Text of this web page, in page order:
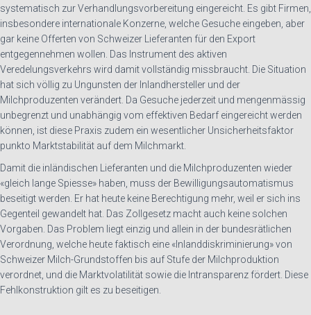
systematisch zur Verhandlungsvorbereitung eingereicht. Es gibt Firmen,
insbesondere internationale Konzerne, welche Gesuche eingeben, aber
gar keine Offerten von Schweizer Lieferanten für den Export
entgegennehmen wollen. Das Instrument des aktiven
Veredelungsverkehrs wird damit vollständig missbraucht. Die Situation
hat sich völlig zu Ungunsten der Inlandhersteller und der
Milchproduzenten verändert. Da Gesuche jederzeit und mengenmässig
unbegrenzt und unabhängig vom effektiven Bedarf eingereicht werden
können, ist diese Praxis zudem ein wesentlicher Unsicherheitsfaktor
punkto Marktstabilität auf dem Milchmarkt.
Damit die inländischen Lieferanten und die Milchproduzenten wieder
«gleich lange Spiesse» haben, muss der Bewilligungsautomatismus
beseitigt werden. Er hat heute keine Berechtigung mehr, weil er sich ins
Gegenteil gewandelt hat. Das Zollgesetz macht auch keine solchen
Vorgaben. Das Problem liegt einzig und allein in der bundesrätlichen
Verordnung, welche heute faktisch eine «Inlanddiskriminierung» von
Schweizer Milch-Grundstoffen bis auf Stufe der Milchproduktion
verordnet, und die Marktvolatilität sowie die Intransparenz fördert. Diese
Fehlkonstruktion gilt es zu beseitigen.